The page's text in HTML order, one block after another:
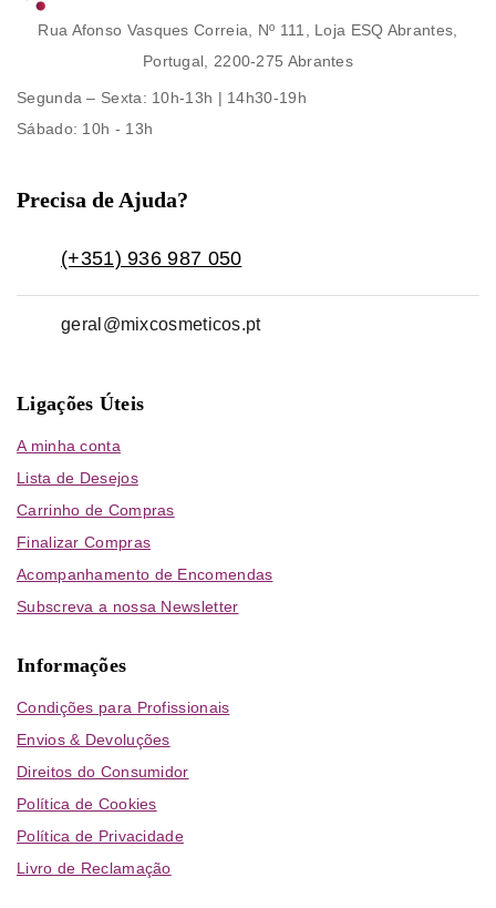
Rua Afonso Vasques Correia, Nº 111, Loja ESQ Abrantes,
Portugal, 2200-275 Abrantes
Segunda – Sexta: 10h-13h | 14h30-19h
Sábado: 10h - 13h
Precisa de Ajuda?
(+351) 936 987 050
geral@mixcosmeticos.pt
Ligações Úteis
A minha conta
Lista de Desejos
Carrinho de Compras
Finalizar Compras
Acompanhamento de Encomendas
Subscreva a nossa Newsletter
Informações
Condições para Profissionais
Envios & Devoluções
Direitos do Consumidor
Política de Cookies
Política de Privacidade
Livro de Reclamação